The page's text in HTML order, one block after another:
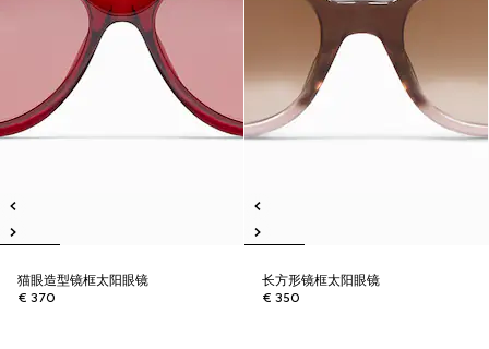
猫眼造型镜框太阳眼镜
€ 370
长方形镜框太阳眼镜
€ 350